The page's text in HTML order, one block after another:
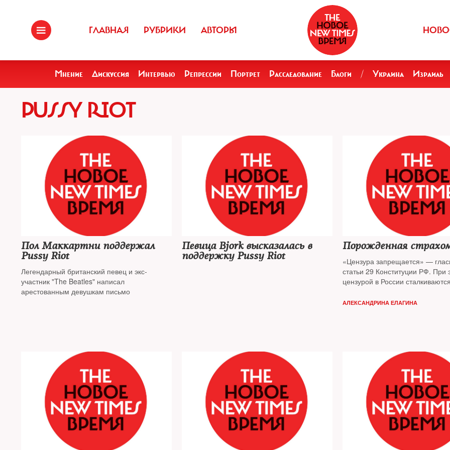
ГЛАВНАЯ РУБРИКИ АВТОРЫ
Мнение Дискуссия Интервью Репрессии Портрет Расследование Блоги / Украина Израиль
PUSSY RIOT
Пол Маккартни поддержал
Pussy Riot
Легендарный британский певец и экс-
участник "The Beatles" написал
арестованным девушкам письмо
Певица Bjork высказалась в
поддержку Pussy Riot
Порожденная
«Цензура запрещается» —
статьи 29 Конституции РФ. При
цензурой в России
конференций. Почему издатели и
АЛЕКСАНДРИНА ЕЛАГИНА